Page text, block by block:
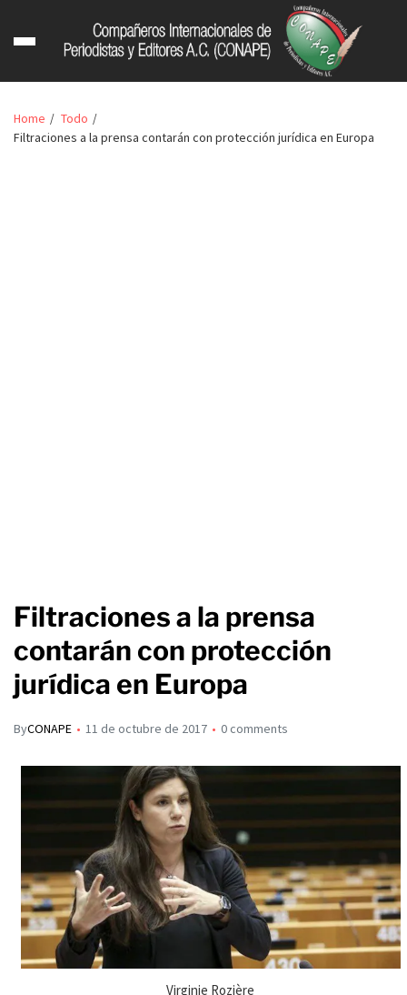
Home
Todo
Filtraciones a la prensa contarán con protección jurídica en Europa
Filtraciones a la prensa
contarán con protección
jurídica en Europa
ByCONAPE 11 de octubre de 2017 0 comments
Virginie Rozière